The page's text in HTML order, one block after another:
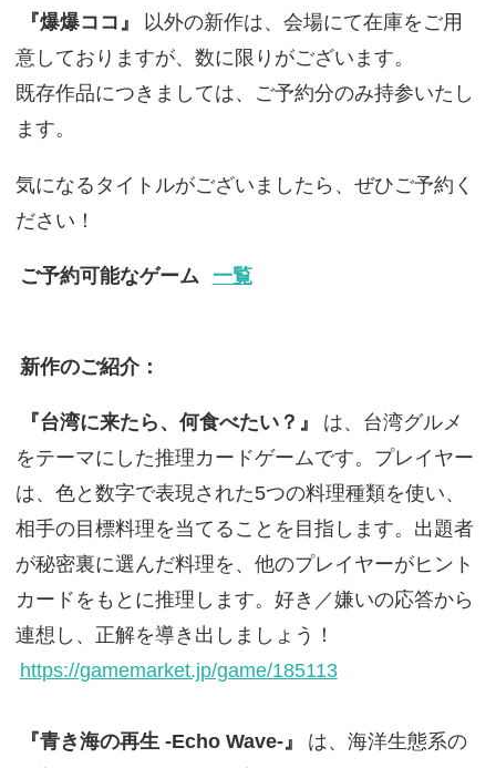
『爆爆ココ』
以外の新作は、会場にて在庫をご用
意しておりますが、数に限りがございます。
既存作品につきましては、ご予約分のみ持参いたし
ます。
気になるタイトルがございましたら、ぜひご予約く
ださい！
ご予約可能なゲーム 一覧
新作のご紹介：
『台湾に来たら、何食べたい？』
は、台湾グルメ
をテーマにした推理カードゲームです。プレイヤー
は、色と数字で表現された5つの料理種類を使い、
相手の目標料理を当てることを目指します。出題者
が秘密裏に選んだ料理を、他のプレイヤーがヒント
カードをもとに推理します。好き／嫌いの応答から
連想し、正解を導き出しましょう！
https://gamemarket.jp/game/185113
『青き海の再生 -Echo Wave-』
は、海洋生態系の